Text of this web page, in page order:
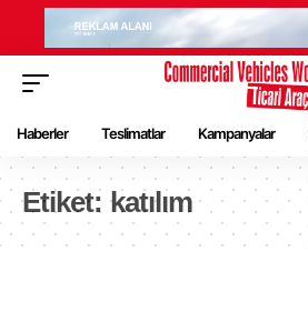
Haberler Teslimatlar Kampanyalar
Etiket: katılım